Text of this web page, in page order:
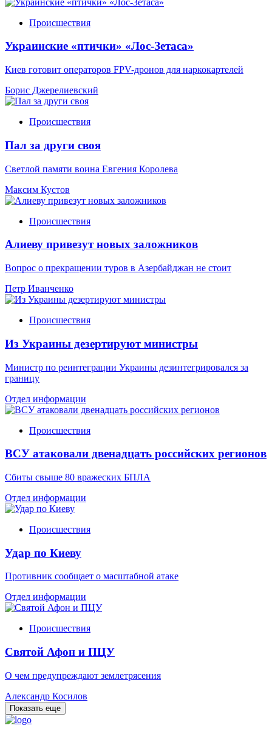
Происшествия
Украинские «птички» «Лос-Зетаса»
Киев готовит операторов FPV-дронов для наркокартелей
Борис Джерелиевский
Происшествия
Пал за други своя
Светлой памяти воина Евгения Королева
Максим Кустов
Происшествия
Алиеву привезут новых заложников
Вопрос о прекращении туров в Азербайджан не стоит
Петр Иванченко
Происшествия
Из Украины дезертируют министры
Министр по реинтеграции Украины дезинтегрировался за
границу
Отдел информации
Происшествия
ВСУ атаковали двенадцать российских регионов
Сбиты свыше 80 вражеских БПЛА
Отдел информации
Происшествия
Удар по Киеву
Противник сообщает о масштабной атаке
Отдел информации
Происшествия
Святой Афон и ПЦУ
О чем предупреждают землетрясения
Александр Косилов
Показать еще